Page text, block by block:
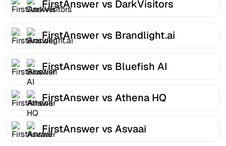
FirstAnswer vs DarkVisitors
FirstAnswer vs Brandlight.ai
FirstAnswer vs Bluefish AI
FirstAnswer vs Athena HQ
FirstAnswer vs Asvaai